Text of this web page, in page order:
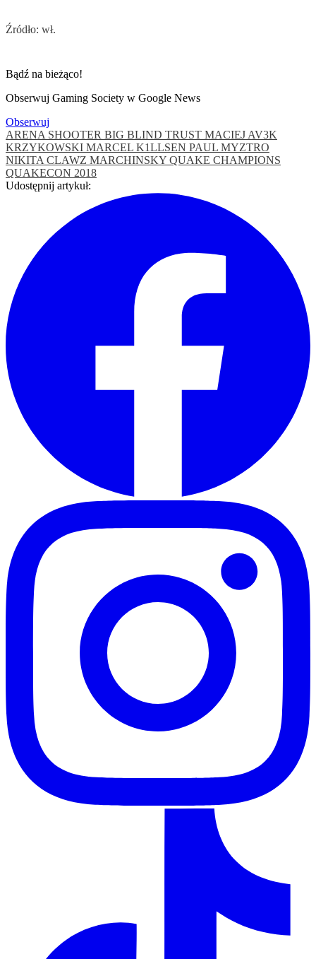
Źródło: wł.
Bądź na bieżąco!
Obserwuj Gaming Society w Google News
Obserwuj
ARENA SHOOTER BIG BLIND TRUST MACIEJ AV3K
KRZYKOWSKI MARCEL K1LLSEN PAUL MYZTRO
NIKITA CLAWZ MARCHINSKY QUAKE CHAMPIONS
QUAKECON 2018
Udostępnij artykuł: